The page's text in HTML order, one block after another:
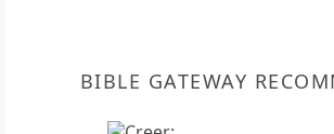
BIBLE GATEWAY